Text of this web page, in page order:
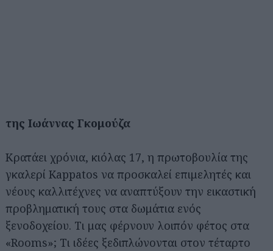
της Ιωάννας Γκομούζα
Κρατάει χρόνια, κιόλας 17, η πρωτοβουλία της
γκαλερί Kappatos να προσκαλεί επιμελητές και
νέους καλλιτέχνες να αναπτύξουν την εικαστική
προβληματική τους στα δωμάτια ενός
ξενοδοχείου. Τι μας φέρνουν λοιπόν φέτος στα
«Rooms»; Τι ιδέες ξεδιπλώνονται στον τέταρτο